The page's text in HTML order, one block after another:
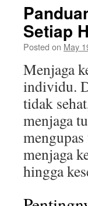
Setiap
Posted on May
Menjaga
individu.
tidak
menjaga
menjaga
hingga